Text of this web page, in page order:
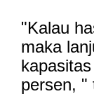
"Kalau
maka
persen, "